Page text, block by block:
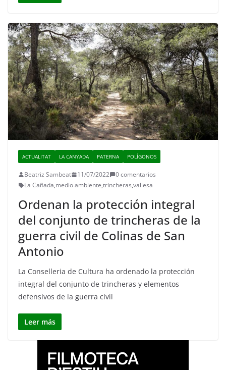
ACTUALITAT LA CANYADA PATERNA POLÍGONOS
Beatriz Sambeat 11/07/2022
0 comentarios
La Cañada,medio ambiente,trincheras,vallesa
Ordenan la protección integral
del conjunto de trincheras de la
guerra civil de Colinas de San
Antonio
La Conselleria de Cultura ha ordenado la protección
integral del conjunto de trincheras y elementos
defensivos de la guerra civil
Leer más